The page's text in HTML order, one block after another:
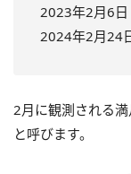
2023年2月6日
2024年2月24
2月に観測される
と呼びます。